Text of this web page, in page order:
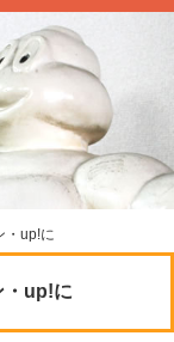
・up!に
・up!に